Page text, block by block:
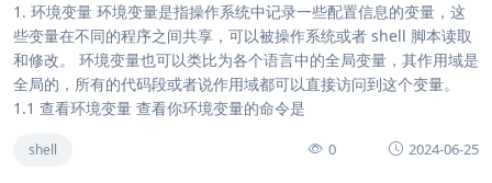
1. 环境变量 环境变量是指操作系统中记录一些配置信息的变量，这
些变量在不同的程序之间共享，可以被操作系统或者 shell 脚本读取
和修改。 环境变量也可以类比为各个语言中的全局变量，其作用域是
全局的，所有的代码段或者说作用域都可以直接访问到这个变量。
1.1 查看环境变量 查看你环境变量的命令是
shell 0 2024-06-25